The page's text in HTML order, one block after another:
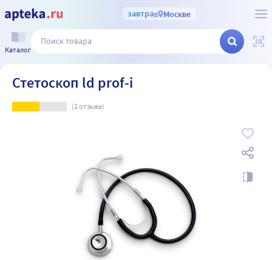
завтрав Москве
Каталог
Стетоскоп ld prof-i
(2отзыва)